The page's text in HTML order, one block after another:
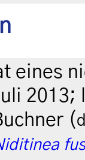
eines
2013;
(